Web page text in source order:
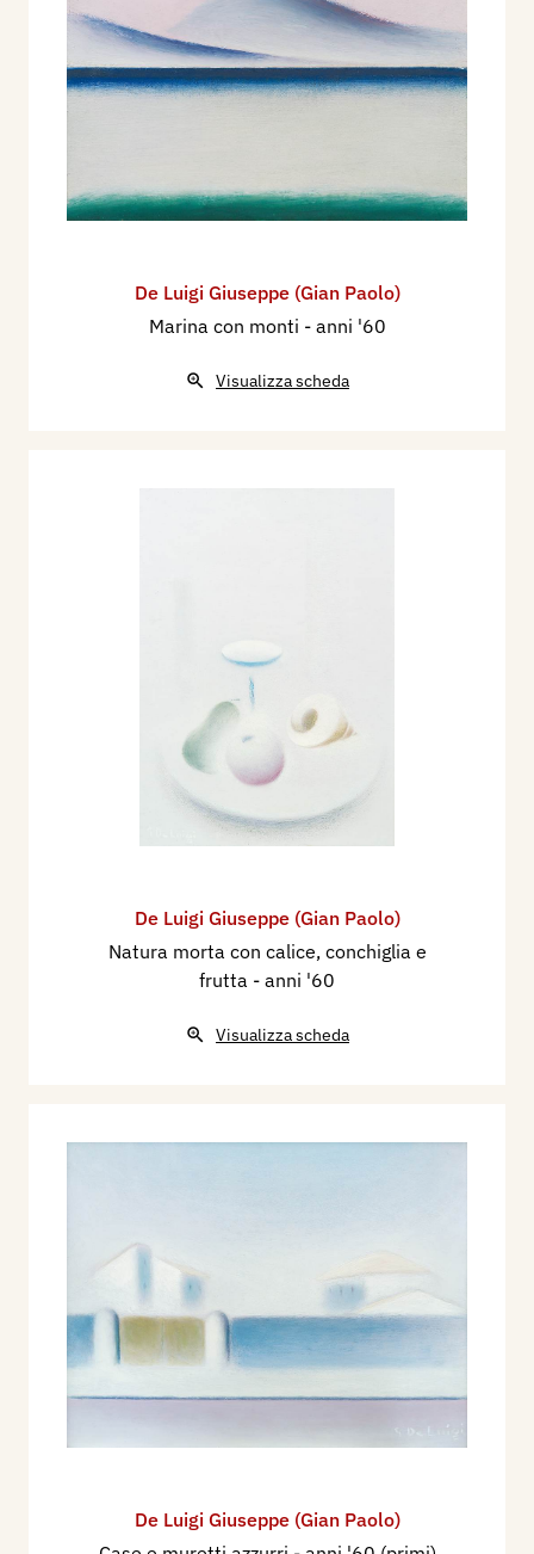
De Luigi Giuseppe (Gian Paolo)
Marina con monti - anni '60
Visualizza scheda
De Luigi Giuseppe (Gian Paolo)
Natura morta con calice, conchiglia e
frutta - anni '60
Visualizza scheda
De Luigi Giuseppe (Gian Paolo)